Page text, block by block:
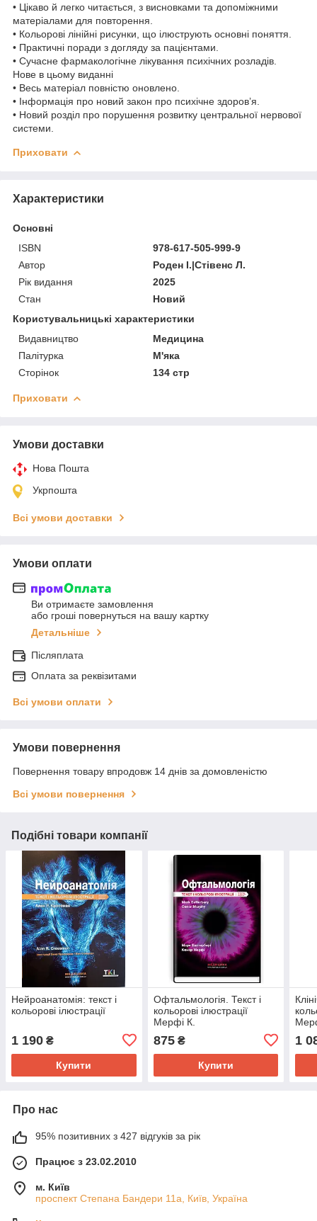
• Цікаво й легко читається, з висновками та допоміжними
матеріалами для повторення.
• Кольорові лінійні рисунки, що ілюструють основні поняття.
• Практичні поради з догляду за пацієнтами.
• Сучасне фармакологічне лікування психічних розладів.
Нове в цьому виданні
• Весь матеріал повністю оновлено.
• Інформація про новий закон про психічне здоров’я.
• Новий розділ про порушення розвитку центральної нервової
системи.
Приховати
Характеристики
Основні
ISBN
978-617-505-999-9
Автор
Роден І.|Стівенс Л.
Рік видання
2025
Стан
Новий
Користувальницькі характеристики
Видавництво
Медицина
Палітурка
М'яка
Сторінок
134 стр
Приховати
Умови доставки
Нова Пошта
Укрпошта
Всі умови доставки
Умови оплати
Ви отримаєте замовлення
або гроші повернуться на вашу картку
Детальніше
Післяплата
Оплата за реквізитами
Всі умови оплати
Умови повернення
Повернення товару впродовж 14 днів за домовленістю
Всі умови повернення
Подібні товари компанії
Нейроанатомія: текст і
кольорові ілюстрації
1 190 ₴
Купити
Офтальмологія. Текст і
кольорові ілюстрації
Мерфі К.
875₴
Купити
1
Про нас
95% позитивних з 427 відгуків за рік
Працює з 23.02.2010
м. Київ
проспект Степана Бандери 11а, Київ, Україна